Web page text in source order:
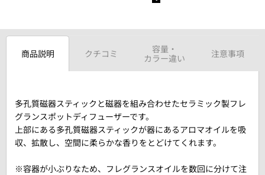
商品説明 クチコミ
容量・
カラー違い
注意事項
多孔質磁器スティックと磁器を組み合わせたセラミック製フレ
グランスポットディフューザーです。
上部にある多孔質磁器スティックが器にあるアロマオイルを吸
収、拡散し、空間に柔らかな香りをとどけてくれます。
※容器が小ぶりなため、フレグランスオイルを数回に分けて注